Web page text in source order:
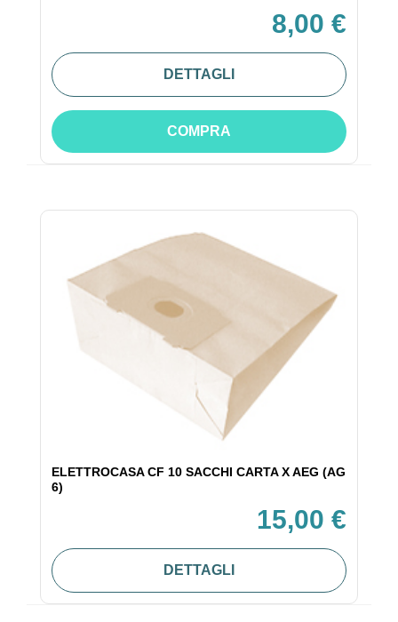
8,00 €
DETTAGLI
COMPRA
ELETTROCASA CF 10 SACCHI CARTA X AEG (AG
6)
15,00 €
DETTAGLI